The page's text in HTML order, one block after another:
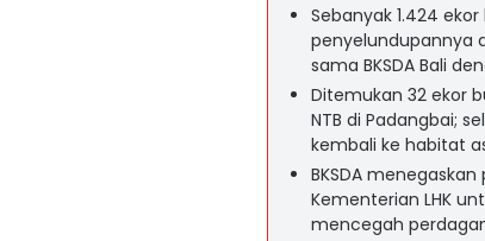
Sebanyak 1.424
penyelundupannya
sama BKSDA Bali
Ditemukan 32 ekor
NTB di Padangbai;
kembali ke habitat
BKSDA
Kementerian LHK
mencegah